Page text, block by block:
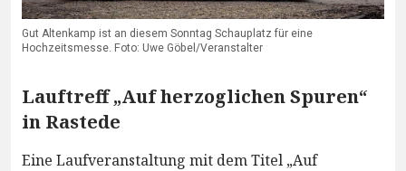
Gut Altenkamp ist an diesem Sonntag Schauplatz für eine
Hochzeitsmesse. Foto: Uwe Göbel/Veranstalter
Lauftreff „Auf herzoglichen Spuren“
in Rastede
Eine Laufveranstaltung mit dem Titel „Auf